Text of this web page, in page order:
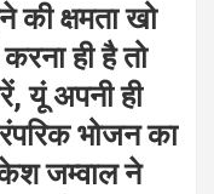
की क्षमता खो
ही है तो
यूं अपनी ही
भोजन का
जम्वाल ने